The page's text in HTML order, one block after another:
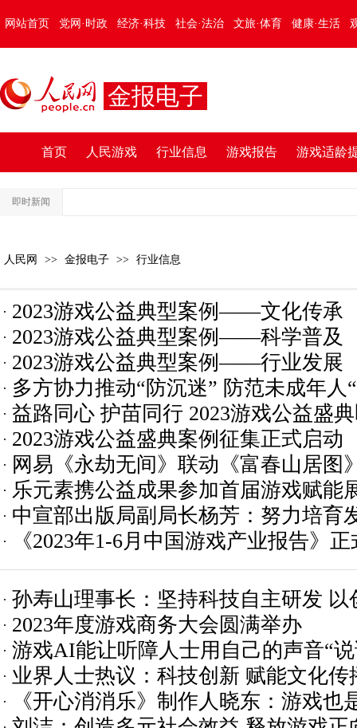
网站首页 党网·时政 经济·科技 社会·法治 文旅·体育 健康·生活
金报电子
首页 人民游戏 行业信息 游戏报告 游戏适龄
即时新闻
人民网 >> 金报电子 >> 行业信息
2023游戏公益典型案例——文化传承
2023游戏公益典型案例——科学普及
2023游戏公益典型案例——行业发展
多方协力推动“防沉迷” 防范未成年人
益路同心 护苗同行 2023游戏公益盛
2023游戏公益盛典案例征集正式启动
网易《永劫无间》联动《富春山居图
水墨画数字合璧展出
乐元素携公益成果参加首届游戏赋能
China Joy
中宣部出版局副局长杨芳：努力培育
竞争新优势
《2023年1-6月中国游戏产业报告》
孙寿山理事长：坚持科技自主研发
量发展
2023年度游戏商务大会圆满举办
游戏AI能让听障人士用自己的声音“
业界人士热议：科技创新 赋能文化传
《开心消消乐》制作人晓东：游戏也